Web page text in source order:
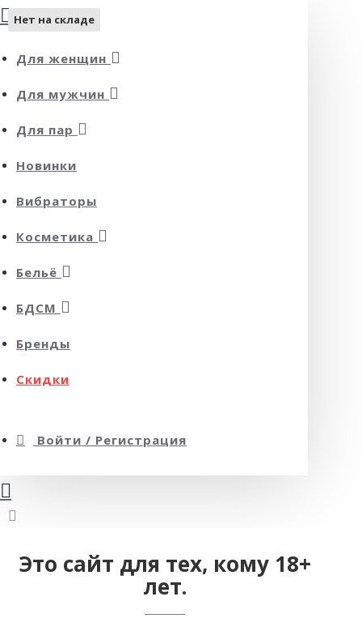
Для женщин
Для мужчин
Для пар
Новинки
Вибраторы
Косметика
Бельё
БДСМ
Бренды
Скидки
Войти / Регистрация
Это сайт для тех, кому 18+
лет.
Нет на складе
Нет на складе